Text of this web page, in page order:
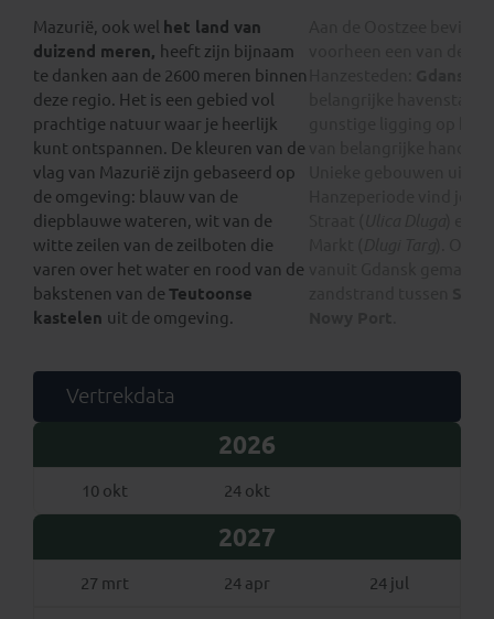
Mazurië, ook wel
het land van
duizend meren, heeft zijn bijnaam
te danken aan de 2600 meren binnen
deze regio. Het is een gebied vol
prachtige natuur waar je heerlijk
kunt ontspannen. De kleuren van de
vlag van Mazurië zijn gebaseerd op
de omgeving: blauw van de
diepblauwe wateren, wit van de
witte zeilen van de zeilboten die
varen over het water en rood van de
bakstenen van de Teutoonse
kastelen uit de omgeving.
Vertrekdata
2026
10 okt 24 okt
2027
27 mrt 24 apr 24 jul